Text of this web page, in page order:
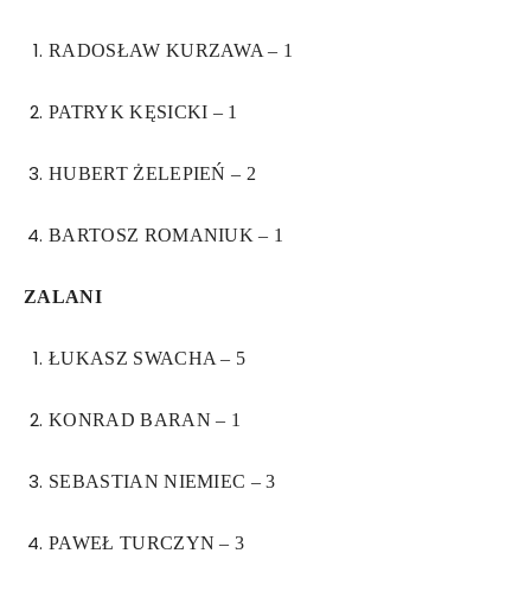
RADOSŁAW KURZAWA – 1
PATRYK KĘSICKI – 1
HUBERT ŻELEPIEŃ – 2
BARTOSZ ROMANIUK – 1
ZALANI
ŁUKASZ SWACHA – 5
KONRAD BARAN – 1
SEBASTIAN NIEMIEC – 3
PAWEŁ TURCZYN – 3